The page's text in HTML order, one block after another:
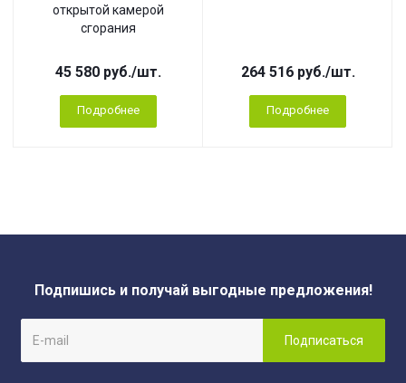
открытой камерой
сгорания
45 580 руб./шт.
Подробнее
264 516руб./шт.
Подробнее
Подпишись и получай выгодные предложения!